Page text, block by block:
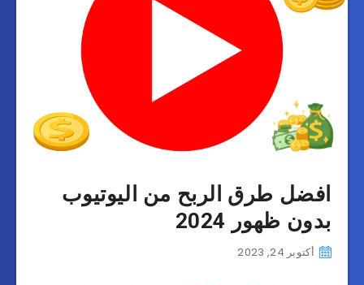
افضل طرق الربح من اليوتيوب
بدون ظهور 2024
أكتوبر 24, 2023